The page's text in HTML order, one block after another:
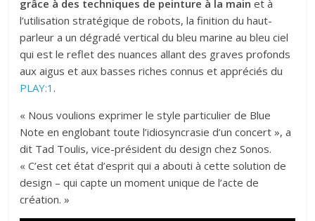
grâce à des techniques de peinture à la main et à
l’utilisation stratégique de robots, la finition du haut-
parleur a un dégradé vertical du bleu marine au bleu ciel
qui est le reflet des nuances allant des graves profonds
aux aigus et aux basses riches connus et appréciés du
PLAY:1.
« Nous voulions exprimer le style particulier de Blue
Note en englobant toute l’idiosyncrasie d’un concert », a
dit Tad Toulis, vice-président du design chez Sonos.
« C’est cet état d’esprit qui a abouti à cette solution de
design – qui capte un moment unique de l’acte de
création. »